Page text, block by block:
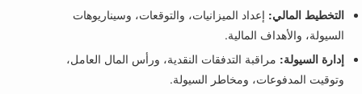
التخطيط المالي: إعداد الميزانيات، والتوقعات، وسيناريوهات
السيولة، والأهداف المالية.
إدارة السيولة: مراقبة التدفقات النقدية، ورأس المال العامل،
وتوقيت المدفوعات، ومخاطر السيولة.